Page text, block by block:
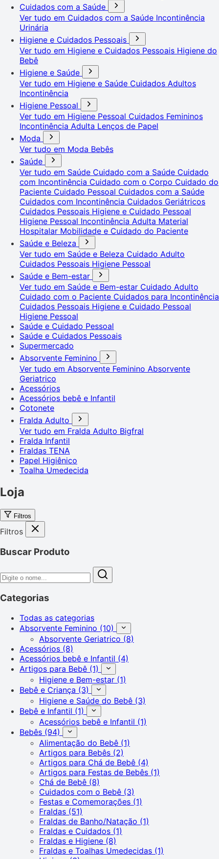
Cuidados com a Saúde
Ver tudo em Cuidados com a Saúde Incontinência
Urinária
Higiene e Cuidados Pessoais
Ver tudo em Higiene e Cuidados Pessoais Higiene do
Bebê
Higiene e Saúde
Ver tudo em Higiene e Saúde Cuidados Adultos
Incontinência
Higiene Pessoal
Ver tudo em Higiene Pessoal Cuidados Femininos
Incontinência Adulta Lenços de Papel
Moda
Ver tudo em Moda Bebês
Saúde
Ver tudo em Saúde Cuidado com a Saúde Cuidado
com Incontinência Cuidado com o Corpo Cuidado do
Paciente Cuidado Pessoal Cuidados com a Saúde
Cuidados com Incontinência Cuidados Geriátricos
Cuidados Pessoais Higiene e Cuidado Pessoal
Higiene Pessoal Incontinência Adulta Material
Hospitalar Mobilidade e Cuidado do Paciente
Saúde e Beleza
Ver tudo em Saúde e Beleza Cuidado Adulto
Cuidados Pessoais Higiene Pessoal
Saúde e Bem-estar
Ver tudo em Saúde e Bem-estar Cuidado Adulto
Cuidado com o Paciente Cuidados para Incontinência
Cuidados Pessoais Higiene e Cuidado Pessoal
Higiene Pessoal
Saúde e Cuidado Pessoal
Saúde e Cuidados Pessoais
Supermercado
Absorvente Feminino
Ver tudo em Absorvente Feminino Absorvente
Geriatrico
Acessórios
Acessórios bebê e Infantil
Cotonete
Fralda Adulto
Ver tudo em Fralda Adulto Bigfral
Fralda Infantil
Fraldas TENA
Papel Higiênico
Toalha Umedecida
Loja
Filtros
Filtros
Buscar Produto
Categorias
Todas as categorias
Absorvente Feminino (10)
Absorvente Geriatrico (8)
Acessórios (8)
Acessórios bebê e Infantil (4)
Artigos para Bebê (1)
Higiene e Bem-estar (1)
Bebê e Criança (3)
Higiene e Saúde do Bebê (3)
Bebê e Infantil (1)
Acessórios bebê e Infantil (1)
Bebês (94)
Alimentação do Bebê (1)
Artigos para Bebês (2)
Artigos para Chá de Bebê (4)
Artigos para Festas de Bebês (1)
Chá de Bebê (8)
Cuidados com o Bebê (3)
Festas e Comemorações (1)
Fraldas (51)
Fraldas de Banho/Natação (1)
Fraldas e Cuidados (1)
Fraldas e Higiene (8)
Fraldas e Toalhas Umedecidas (1)